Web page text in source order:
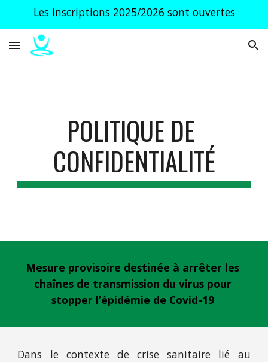
Skip to main content
Les inscriptions 2025/2026 sont ouvertes
POLITIQUE DE
CONFIDENTIALITÉ
Mesure provisoire destinée à arrêter les
chaînes de transmission du virus pour
stopper l’épidémie de Covid-19
Dans le contexte de crise sanitaire lié au